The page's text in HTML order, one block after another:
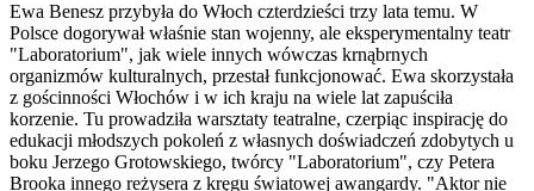
Ewa Benesz przybyła do Włoch czterdzieści trzy lata temu. W
Polsce dogorywał właśnie stan wojenny, ale eksperymentalny teatr
"Laboratorium", jak wiele innych wówczas krnąbrnych
organizmów kulturalnych, przestał funkcjonować. Ewa skorzystała
z gościnności Włochów i w ich kraju na wiele lat zapuściła
korzenie. Tu prowadziła warsztaty teatralne, czerpiąc inspirację do
edukacji młodszych pokoleń z własnych doświadczeń zdobytych u
boku Jerzego Grotowskiego, twórcy "Laboratorium", czy Petera
Brooka innego reżysera z kręgu światowej awangardy. "Aktor nie